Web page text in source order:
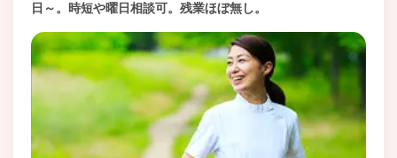
日～。時短や曜日相談可。残業ほぼ無し。